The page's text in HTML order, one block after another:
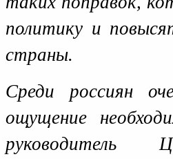
политику и
страны.
Среди россиян
ощущение
руководитель